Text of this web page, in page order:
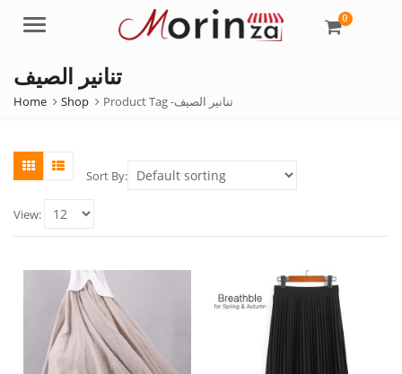
Menu 0
تنانير الصيف
Home Shop Product Tag -تنانير الصيف
Sort By:
View: